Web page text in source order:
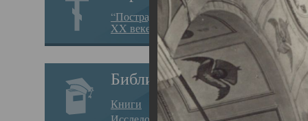
“Пострадавшие за веру в
XX веке на Севере”
Библиотека
Книги